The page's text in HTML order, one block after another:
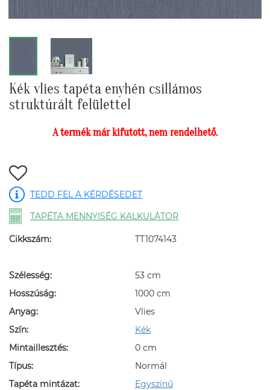
Kék vlies tapéta enyhén csillámos
struktúrált felülettel
A termék már kifutott, nem rendelhető.
TEDD FEL A KÉRDÉSEDET
TAPÉTA MENNYISÉG KALKULÁTOR
Cikkszám: TT1074143
Szélesség:
53 cm
Hosszúság:
1000 cm
Anyag:
Vlies
Szín:
Kék
Mintaillesztés:
0 cm
Típus:
Normál
Tapéta mintázat:
Egyszínű